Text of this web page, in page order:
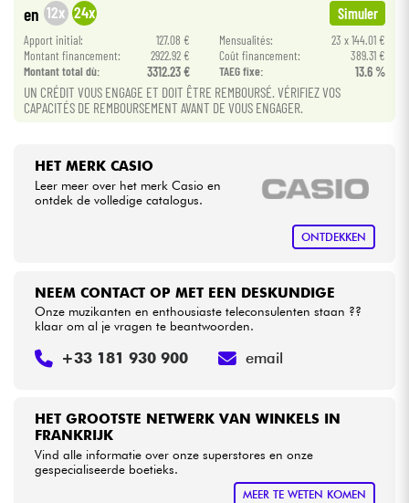
Sets
Bekijk onze merken
en 12x 24x Simuler
Apport initial: 127.08 € Mensualités:
23 x 144.01 €
Montant financement:
2922.92 € Coût financement:
389.31 €
Montant total dù:
3312.23 € TAEG fixe: 13.6 %
UN CRÉDIT VOUS ENGAGE ET DOIT ÊTRE REMBOURSÉ. VÉRIFIEZ VOS
CAPACITÉS DE REMBOURSEMENT AVANT DE VOUS ENGAGER.
HET MERK CASIO
Leer meer over het merk Casio en
ontdek de volledige catalogus.
ONTDEKKEN
HET GROOTSTE NETWERK VAN WINKELS IN
FRANKRIJK
Vind alle informatie over onze superstores en onze
gespecialiseerde boetieks.
MEER TE WETEN KOMEN
NEEM CONTACT OP MET EEN DESKUNDIGE
Onze muzikanten en enthousiaste teleconsulenten staan ??
klaar om al je vragen te beantwoorden.
+33 181 930 900 email